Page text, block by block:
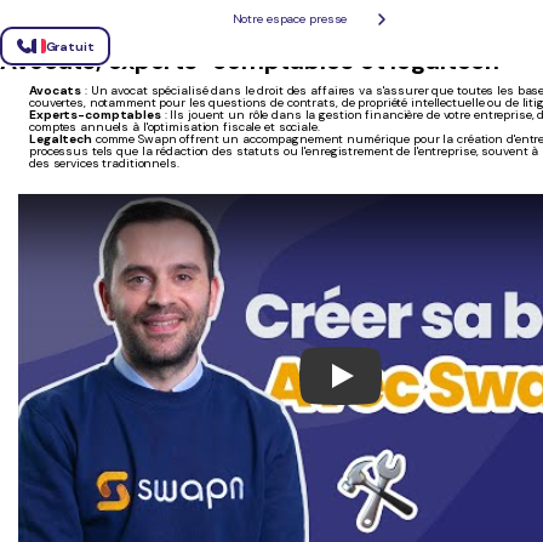
Notre espace presse
Gratuit
Avocats, experts-comptables et legaltech
Avocats : Un avocat spécialisé dans le droit des affaires va s'assurer que toutes les
couvertes, notamment pour les questions de contrats, de propriété intellectuelle ou de
Experts-comptables: Ils jouent un rôle dans la gestion financière de votre entreprise,
comptes annuels à l'optimisation fiscale et sociale.
Legaltechcomme Swapn offrent un accompagnement numérique pour la création
processus tels que la rédaction des statuts ou l'enregistrement de l'entreprise, souvent
des services traditionnels.
Play